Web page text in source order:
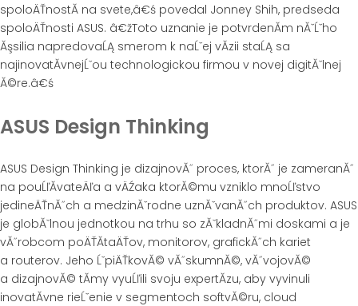
spoloÄŤnostĂ­ na svete,â€ś povedal Jonney Shih, predseda
spoloÄŤnosti ASUS. â€žToto uznanie je potvrdenĂ­m nĂˇĹˇho
Ăşsilia napredovaĹĄ smerom k naĹˇej vĂ­zii staĹĄ sa
najinovatĂ­vnejĹˇou technologickou firmou v novej digitĂˇlnej
Ă©re.â€ś
ASUS Design Thinking
ASUS Design Thinking je dizajnovĂ˝ proces, ktorĂ˝ je zameranĂ˝
na pouĹľĂ­vateÄľa a vÄŹaka ktorĂ©mu vzniklo mnoĹľstvo
jedineÄŤnĂ˝ch a medzinĂˇrodne uznĂˇvanĂ˝ch produktov. ASUS
je globĂˇlnou jednotkou na trhu so zĂˇkladnĂ˝mi doskami a je
vĂ˝robcom poÄŤĂ­taÄŤov, monitorov, grafickĂ˝ch kariet
a routerov. Jeho ĹˇpiÄŤkovĂ© vĂ˝skumnĂ©, vĂ˝vojovĂ©
a dizajnovĂ© tĂ­my vyuĹľili svoju expertĂ­zu, aby vyvinuli
inovatĂ­vne rieĹˇenie v segmentoch softvĂ©ru, cloud